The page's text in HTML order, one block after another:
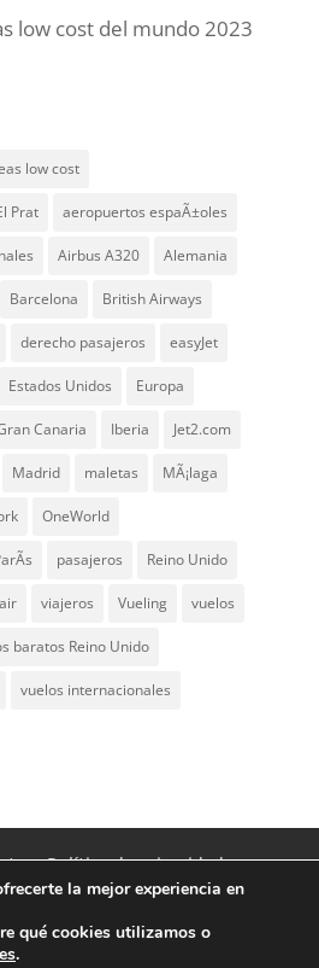
low cost del mundo 2023
low cost
Prat aeropuertos espaÃ±oles
Airbus A320 Alemania
Barcelona British Airways
derecho pasajeros easyJet
Estados Unidos Europa
Canaria Iberia Jet2.com
Madrid maletas MÃ¡laga
OneWorld
pasajeros Reino Unido
viajeros Vueling vuelos
baratos Reino Unido
vuelos internacionales
Política de privacidad
Contacto
la mejor experiencia en
qué cookies utilizamos o
.